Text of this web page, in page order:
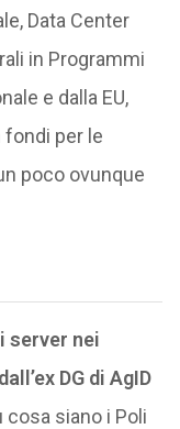
Data Center
in Programmi
e dalla EU,
fondi per le
poco ovunque
server nei
DG di AgID
cosa siano i Poli